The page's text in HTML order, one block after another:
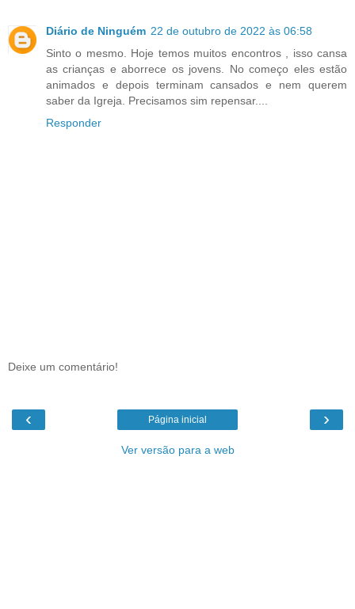
Diário de Ninguém 22 de outubro de 2022 às 06:58
Sinto o mesmo. Hoje temos muitos encontros , isso cansa
as crianças e aborrece os jovens. No começo eles estão
animados e depois terminam cansados e nem querem
saber da Igreja. Precisamos sim repensar....
Responder
Deixe um comentário!
‹ ›
Página inicial
Ver versão para a web